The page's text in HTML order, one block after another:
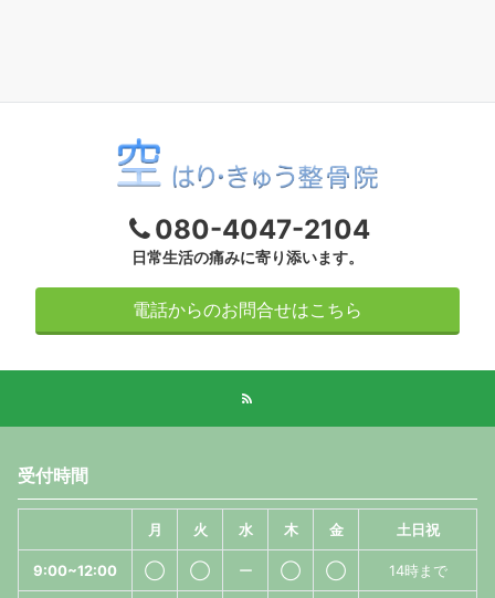
080-4047-2104
日常生活の痛みに寄り添います。
電話からのお問合せはこちら
受付時間
月 火 水 木 金 土日祝
9:00~12:00 ◯ ◯ ー ◯ ◯ 14時まで